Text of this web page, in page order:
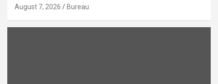
August 7, 2026 Bureau